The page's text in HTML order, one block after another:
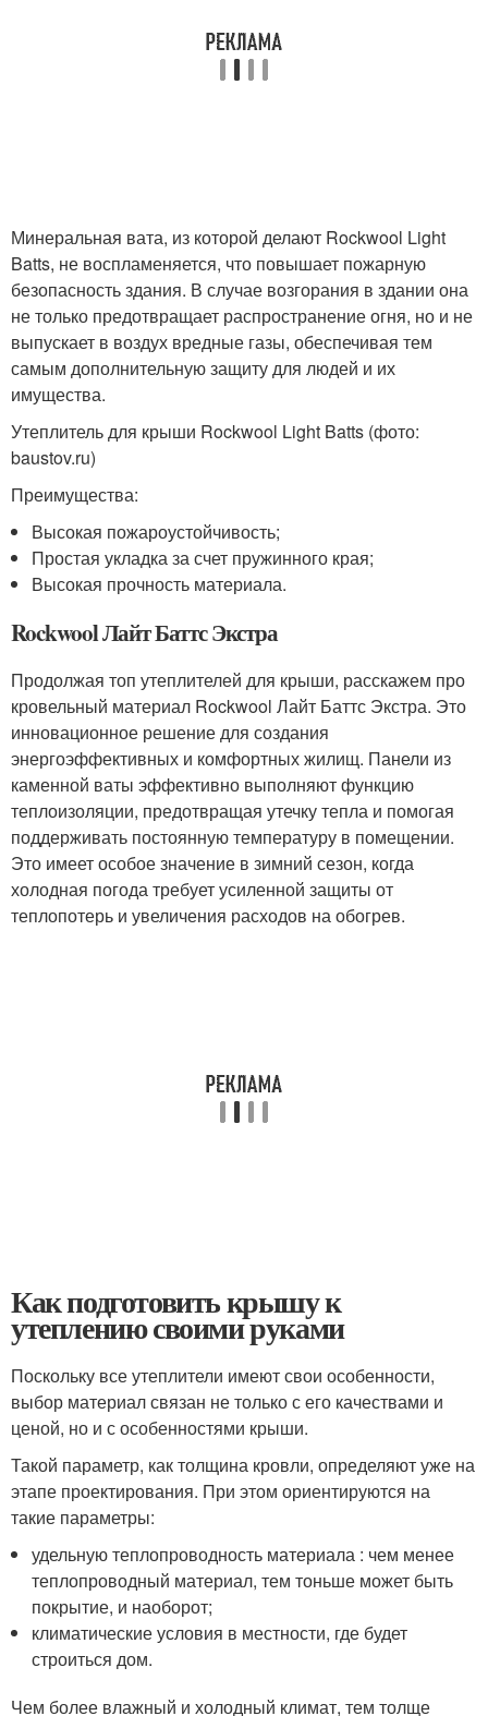
Минеральная вата, из которой делают Rockwool Light
Batts, не воспламеняется, что повышает пожарную
безопасность здания. В случае возгорания в здании она
не только предотвращает распространение огня, но и не
выпускает в воздух вредные газы, обеспечивая тем
самым дополнительную защиту для людей и их
имущества.
Утеплитель для крыши Rockwool Light Batts (фото:
baustov.ru)
Преимущества:
Высокая пожароустойчивость;
Простая укладка за счет пружинного края;
Высокая прочность материала.
Rockwool Лайт Баттс Экстра
Продолжая топ утеплителей для крыши, расскажем про
кровельный материал Rockwool Лайт Баттс Экстра. Это
инновационное решение для создания
энергоэффективных и комфортных жилищ. Панели из
каменной ваты эффективно выполняют функцию
теплоизоляции, предотвращая утечку тепла и помогая
поддерживать постоянную температуру в помещении.
Это имеет особое значение в зимний сезон, когда
холодная погода требует усиленной защиты от
теплопотерь и увеличения расходов на обогрев.
Как подготовить крышу к
утеплению своими руками
Поскольку все утеплители имеют свои особенности,
выбор материал связан не только с его качествами и
ценой, но и с особенностями крыши.
Такой параметр, как толщина кровли, определяют уже на
этапе проектирования. При этом ориентируются на
такие параметры:
удельную теплопроводность материала : чем менее
теплопроводный материал, тем тоньше может быть
покрытие, и наоборот;
климатические условия в местности, где будет
строиться дом.
Чем более влажный и холодный климат, тем толще